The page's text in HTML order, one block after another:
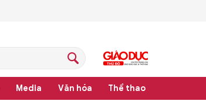
Media Văn hóa Thể thao